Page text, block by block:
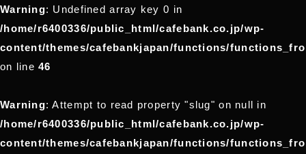
Warning: Undefined array key 0 in
/home/r6400336/public_html/cafebank.co.jp/wp-
content/themes/cafebankjapan/functions/
on line46
Warning: Attempt to read property "slug" on null in
/home/r6400336/public_html/cafebank.co.jp/wp-
content/themes/cafebankjapan/functions/